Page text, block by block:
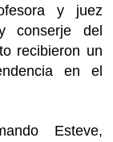
y juez
conserje del
recibieron un
en el
Esteve,